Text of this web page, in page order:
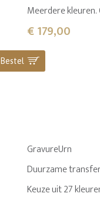
Meerdere
€ 179,00
Bestel
GravureUrn
Duurzame
Keuze uit 27